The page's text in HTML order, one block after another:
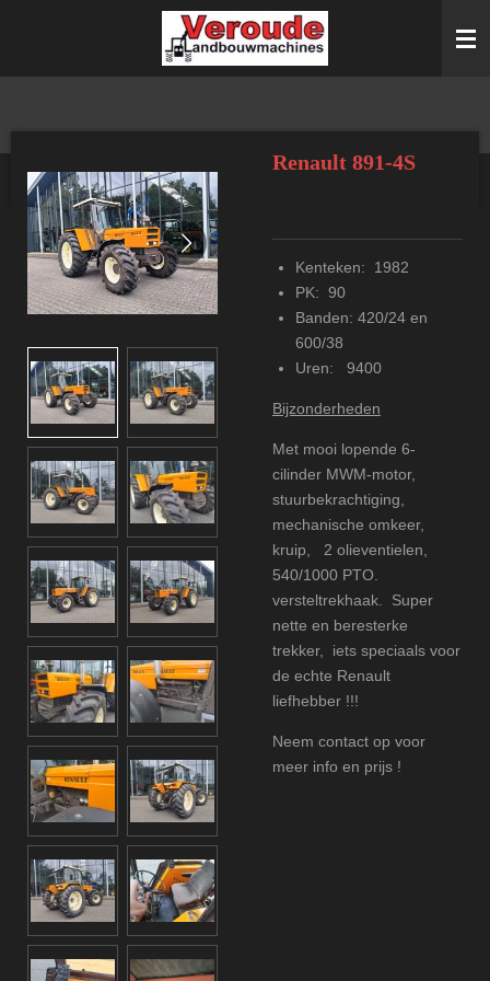
Renault 891-4S
Kenteken: 1982
PK: 90
Banden: 420/24 en
600/38
Uren: 9400
Bijzonderheden
Met mooi lopende 6-
cilinder MWM-motor,
stuurbekrachtiging,
mechanische omkeer,
kruip, 2 olieventielen,
540/1000 PTO.
versteltrekhaak. Super
nette en beresterke
trekker, iets speciaals voor
de echte Renault
liefhebber !!!
Neem contact op voor
meer info en prijs !